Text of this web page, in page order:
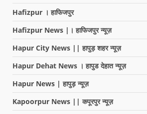
Hafizpur । हाफिजपुर
Hafizpur News |। हाफिजपुर न्यूज़
Hapur City News || हापुड़ शहर न्यूज़
Hapur Dehat News । हापुड देहात न्यूज़
Hapur News | हापुड़ न्यूज़
Kapoorpur News || कपूरपुर न्यूज़